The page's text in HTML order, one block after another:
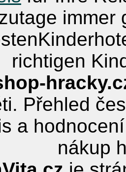
immer
richtigen
Přehled
a
nákup